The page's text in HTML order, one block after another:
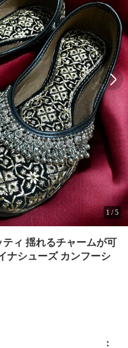
1 /5
ティ 揺れるチャームが可
ナシューズ カンフーシ